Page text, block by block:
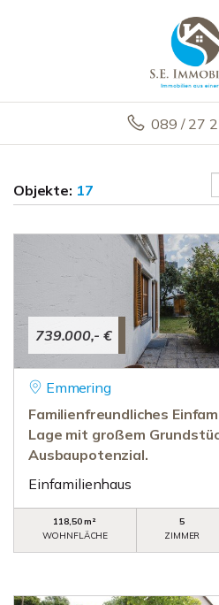
089 / 27
Objekte: 17
739.000,- €
Emmering
Familienfreundliches
Lage mit großem
Ausbaupotenzial.
Einfamilienhaus
118,50 m²
WOHNFLÄCHE
5
ZIMMER